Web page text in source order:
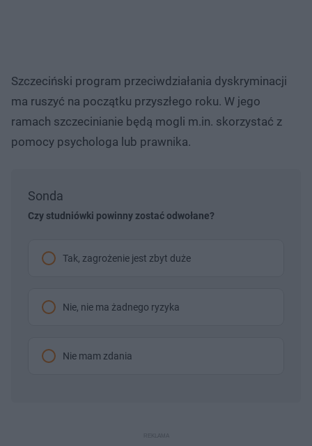
Szczeciński program przeciwdziałania dyskryminacji
ma ruszyć na początku przyszłego roku. W jego
ramach szczecinianie będą mogli m.in. skorzystać z
pomocy psychologa lub prawnika.
Sonda
Czy studniówki powinny zostać odwołane?
Tak, zagrożenie jest zbyt duże
Nie, nie ma żadnego ryzyka
Nie mam zdania